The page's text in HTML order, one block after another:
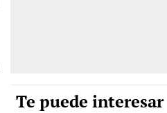
Te puede interesar